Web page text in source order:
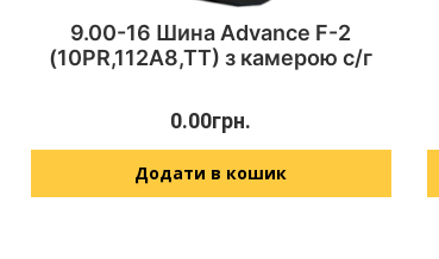
9.00-16 Шина Advance F-2
(10PR,112A8,TT) з камерою с/г
0.00грн.
Додати в кошик